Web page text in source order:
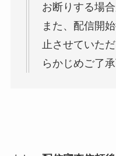
お断りする場合
また、配信開
止させていた
らかじめご了承